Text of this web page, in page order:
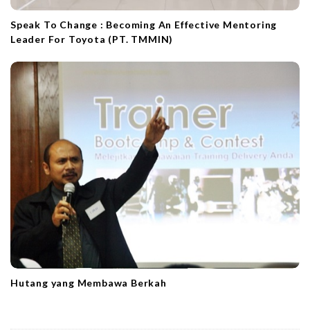
Speak To Change : Becoming An Effective Mentoring
Leader For Toyota (PT. TMMIN)
Hutang yang Membawa Berkah